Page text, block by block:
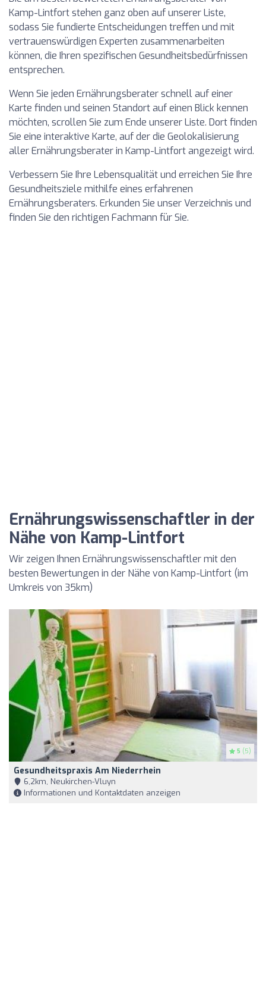
Kamp-Lintfort stehen ganz oben auf unserer Liste,
sodass Sie fundierte Entscheidungen treffen und mit
vertrauenswürdigen Experten zusammenarbeiten
können, die Ihren spezifischen Gesundheitsbedürfnissen
entsprechen.
Wenn Sie jeden Ernährungsberater schnell auf einer
Karte finden und seinen Standort auf einen Blick kennen
möchten, scrollen Sie zum Ende unserer Liste. Dort finden
Sie eine interaktive Karte, auf der die Geolokalisierung
aller Ernährungsberater in Kamp-Lintfort angezeigt wird.
Verbessern Sie Ihre Lebensqualität und erreichen Sie Ihre
Gesundheitsziele mithilfe eines erfahrenen
Ernährungsberaters. Erkunden Sie unser Verzeichnis und
finden Sie den richtigen Fachmann für Sie.
Ernährungswissenschaftler in der
Nähe von Kamp-Lintfort
Wir zeigen Ihnen Ernährungswissenschaftler mit den
besten Bewertungen in der Nähe von Kamp-Lintfort (im
Umkreis von 35km)
5 (5)
Gesundheitspraxis Am Niederrhein
6,2km, Neukirchen-Vluyn
Informationen und Kontaktdaten anzeigen